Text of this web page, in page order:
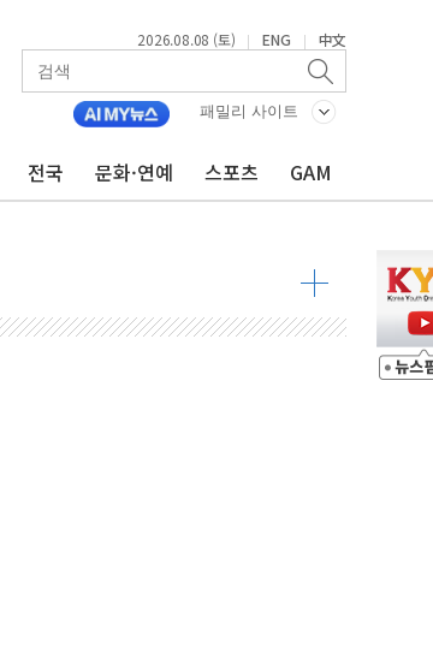
2026.08.08 (토) | ENG | 中文
패밀리 사이트
전국 문화·연예 스포츠 GAM